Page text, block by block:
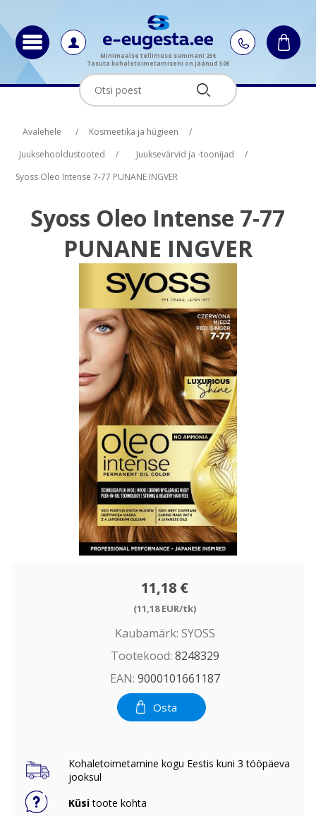
Minimaalse tellimuse summani 25€
Tasuta kohaletoimetamiseni on jäänud 50€
Avalehele / Kosmeetika ja hügieen
/
Juuksehooldustooted
/ Juuksevärvid ja -toonijad
/
Syoss Oleo Intense 7-77 PUNANE INGVER
Syoss Oleo Intense 7-77
PUNANE INGVER
11,18 €
(11,18 EUR/tk)
Kaubamärk: SYOSS
Tootekood: 8248329
EAN: 9000101661187
Osta
Kohaletoimetamine kogu Eestis kuni 3 tööpäeva
jooksul
Küsitoote kohta